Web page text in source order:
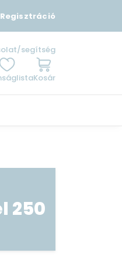
Regisztráció
segítség
Kosár
250